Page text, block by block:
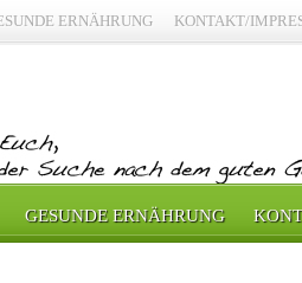
ERNÄHRUNG KONTAKT/
GESUNDE ERNÄHRUNG